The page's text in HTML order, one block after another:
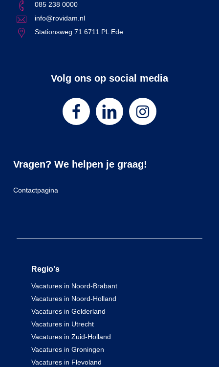
085 238 0000
info@rovidam.nl
Stationsweg 71 6711 PL Ede
Volg ons op social media
Vragen? We helpen je graag!
Contactpagina
Regio's
Vacatures in Noord-Brabant
Vacatures in Noord-Holland
Vacatures in Gelderland
Vacatures in Utrecht
Vacatures in Zuid-Holland
Vacatures in Groningen
Vacatures in Flevoland